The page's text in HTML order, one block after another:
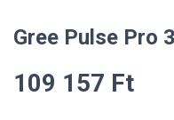
Gree Pulse Pro
109 157 Ft